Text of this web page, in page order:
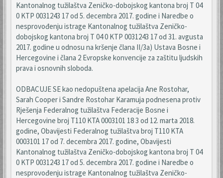
Kantonalnog tužilaštva Zeničko-dobojskog kantona broj T 04
0 KTP 0031243 17 od 5. decembra 2017. godine i Naredbe o
nesprovođenju istrage Kantonalnog tužilaštva Zeničko-
dobojskog kantona broj T 04 0 KTP 0031243 17 od 31. avgusta
2017. godine u odnosu na kršenje člana II/3a) Ustava Bosne i
Hercegovine i člana 2 Evropske konvencije za zaštitu ljudskih
prava i osnovnih sloboda.
ODBACUJE SE kao nedopuštena apelacija Ane Rostohar,
Sarah Cooper i Sandre Rostohar Karamuja podnesena protiv
Rješenja Federalnog tužilaštva Federacije Bosne i
Hercegovine broj T110 KTA 0003101 18 3 od 12. marta 2018.
godine, Obavijesti Federalnog tužilaštva broj T110 KTA
0003101 17 od 7. decembra 2017. godine, Obavijesti
Kantonalnog tužilaštva Zeničko-dobojskog kantona broj T 04
0 KTP 0031243 17 od 5. decembra 2017. godine i Naredbe o
nesprovođenju istrage Kantonalnog tužilaštva Zeničko-